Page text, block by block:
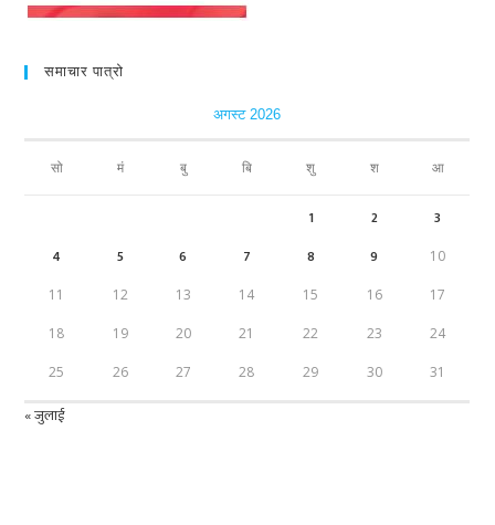
समाचार पात्रो
अगस्ट 2026
सो मं बु बि शु श आ
1 2
3
4
5 6 7 8 9 10
11 12 13 14 15 16 17
18 19 20 21 22 23 24
25 26 27 28 29 30 31
« जुलाई